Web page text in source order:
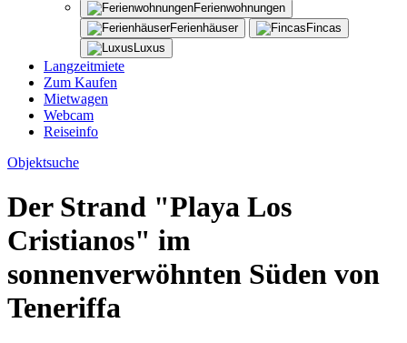
Ferienwohnungen
Ferienhäuser
Fincas
Luxus
Langzeitmiete
Zum Kaufen
Mietwagen
Webcam
Reiseinfo
Objektsuche
Der Strand "Playa Los
Cristianos" im
sonnenverwöhnten Süden von
Teneriffa